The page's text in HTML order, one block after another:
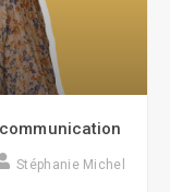
Stéphanie Michel